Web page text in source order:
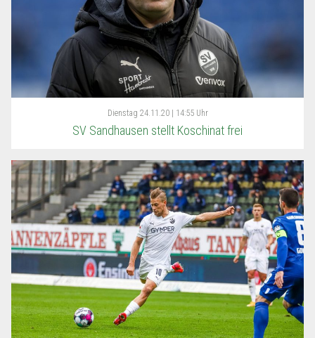
Dienstag 24.11.20 | 14:55 Uhr
SV Sandhausen stellt Koschinat frei